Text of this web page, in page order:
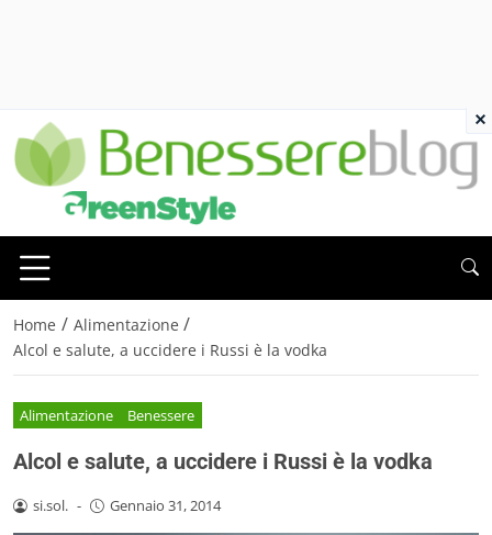
Home / Alimentazione /
Alcol e salute, a uccidere i Russi è la vodka
Alimentazione Benessere
Alcol e salute, a uccidere i Russi è la vodka
si.sol. - Gennaio 31, 2014
×